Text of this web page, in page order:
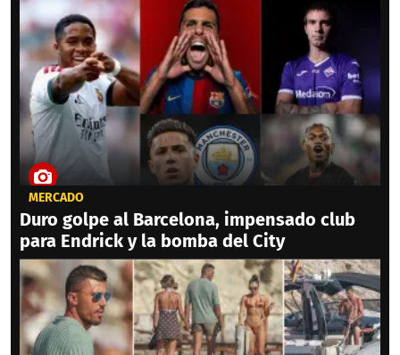
MERCADO
Duro golpe al Barcelona, impensado club
para Endrick y la bomba del City